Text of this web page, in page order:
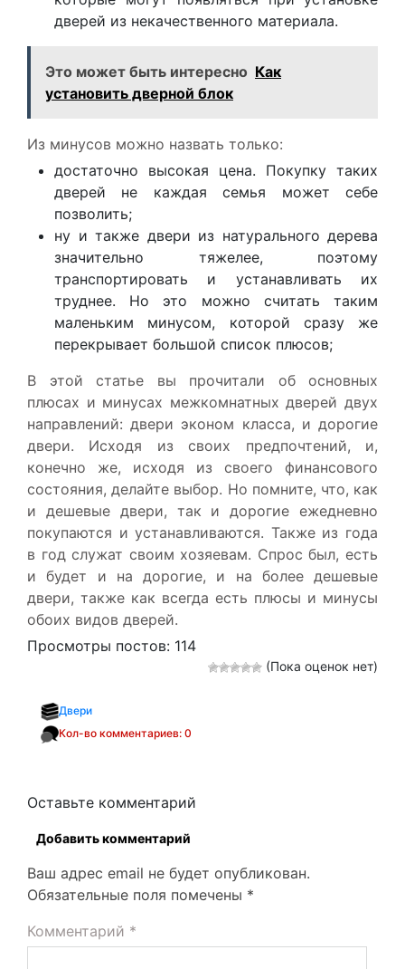
дверей из некачественного материала.
Это может быть интересно Как
установить дверной блок
Из минусов можно назвать только:
достаточно высокая цена. Покупку таких
дверей не каждая семья может себе
позволить;
ну и также двери из натурального дерева
значительно тяжелее, поэтому
транспортировать и устанавливать их
труднее. Но это можно считать таким
маленьким минусом, которой сразу же
перекрывает большой список плюсов;
В этой статье вы прочитали об основных
плюсах и минусах межкомнатных дверей двух
направлений: двери эконом класса, и дорогие
двери. Исходя из своих предпочтений, и,
конечно же, исходя из своего финансового
состояния, делайте выбор. Но помните, что, как
и дешевые двери, так и дорогие ежедневно
покупаются и устанавливаются. Также из года
в год служат своим хозяевам. Спрос был, есть
и будет и на дорогие, и на более дешевые
двери, также как всегда есть плюсы и минусы
обоих видов дверей.
Просмотры постов: 114
(Пока оценок нет)
Двери
Кол-во комментариев: 0
Оставьте комментарий
Добавить комментарий
Ваш адрес email не будет опубликован.
Обязательные поля помечены *
Комментарий *